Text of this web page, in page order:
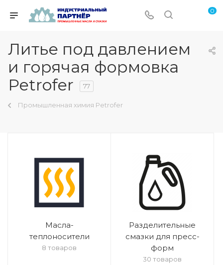
0
Литье под давлением
и горячая формовка
Petrofer
77
Промышленная химия Petrofer
Масла-
теплоносители
8 товаров
Разделительные
смазки для пресс-
форм
30 товаров